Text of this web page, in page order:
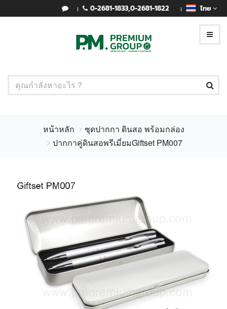
0-2681-1833,0-2681-1822 ไทย
หน้าหลัก
ชุดปากกา ดินสอ พร้อมกล่อง
ปากกาคู่ดินสอพรีเมี่ยมGiftset PM007